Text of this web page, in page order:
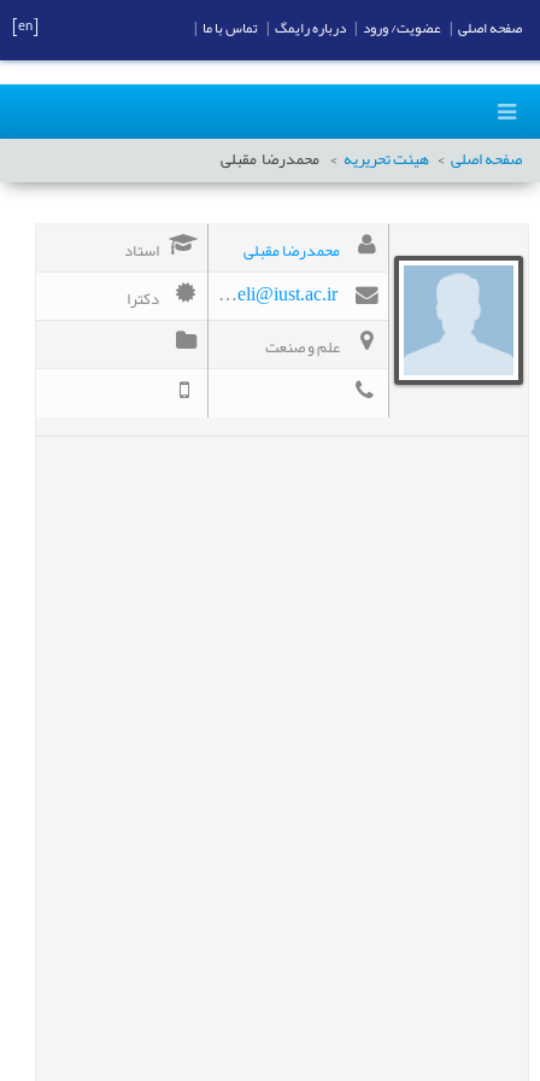
صفحه اصلی هیئت تحریریه محمدرضامقبلی
محمدرضا مقبلی استاد
mr_moghbeli@iust.ac.ir
دکترا
علم و صنعت
صفحه اصلی عضویت/ ورود درباره رایمگ تماس با ما